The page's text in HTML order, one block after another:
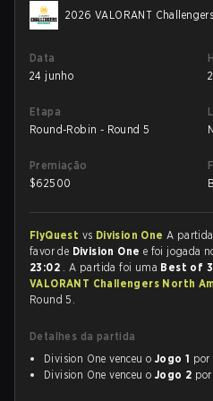
2026 VALORANT
Data
24 junho
Etapa
Round-Robin - Round 5
Premiação
$62500
FlyQuest vs Division OneA
favor de Division One e foi jogada
23:02 . A partida foi uma Best of
VALORANT Challengers North
Round 5.
Detalhes da partida
Division One venceu o Jogo 1 por
Division One venceu o Jogo 2